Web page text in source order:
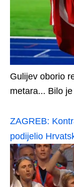
Gulijev oborio
metara... Bilo je
ZAGREB:
podijelio